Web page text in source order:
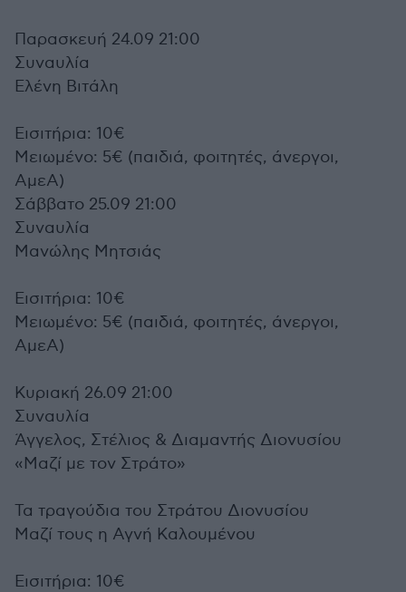
Παρασκευή 24.09 21:00
Συναυλία
Ελένη Βιτάλη
Εισιτήρια: 10€
Μειωμένο: 5€ (παιδιά, φοιτητές, άνεργοι,
ΑμεΑ)
Σάββατο 25.09 21:00
Συναυλία
Μανώλης Μητσιάς
Εισιτήρια: 10€
Μειωμένο: 5€ (παιδιά, φοιτητές, άνεργοι,
ΑμεΑ)
Κυριακή 26.09 21:00
Συναυλία
Άγγελος, Στέλιος & Διαμαντής Διονυσίου
«Μαζί με τον Στράτο»
Τα τραγούδια του Στράτου Διονυσίου
Μαζί τους η Αγνή Καλουμένου
Εισιτήρια: 10€